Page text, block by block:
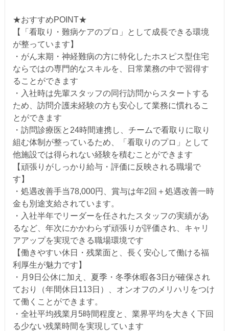
★おすすめPOINT★
【「看取り・難病ケアのプロ」として成長できる環境
が整っています】
・がん末期・神経難病の方に特化したホスピス型住宅
ならではの専門的なスキルを、日常業務の中で習得す
ることができます
・入社時は先輩スタッフの同行訪問からスタートする
ため、訪問介護未経験の方も安心して業務に慣れるこ
とができます
・訪問診療医と24時間連携し、チームで看取りに取り
組む体制が整っているため、「看取りのプロ」として
他施設では得られない経験を積むことができます
【頑張りがしっかり給与・評価に反映される職場で
す】
・処遇改善手当78,000円、賞与は年2回＋処遇改善一時
金も別途支給されています。
・入社半年でリーダーを任されたスタッフの実績があ
るなど、年次にかかわらず頑張りが評価され、キャリ
アアップを実現できる職場環境です
【働きやすい休日・残業面と、長く安心して働ける福
利厚生が魅力です】
・月9日公休に加え、夏季・冬季休暇各3日が確保され
ており（年間休日113日）、オンオフのメリハリをつけ
て働くことができます。
・全社平均残業月5時間程度と、業界平均を大きく下回
る少ない残業時間を実現しています